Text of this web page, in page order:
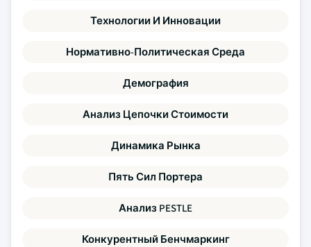
Технологии И Инновации
Нормативно-Политическая Среда
Демография
Анализ Цепочки Стоимости
Динамика Рынка
Пять Сил Портера
Анализ PESTLE
Конкурентный Бенчмаркинг